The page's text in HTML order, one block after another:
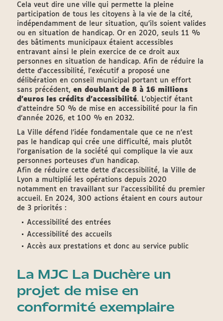
Cela veut dire une ville qui permette la pleine
participation de tous les citoyens à la vie de la cité,
indépendamment de leur situation, qu’ils soient valides
ou en situation de handicap. Or en 2020, seuls 11 %
des bâtiments municipaux étaient accessibles
entravant ainsi le plein exercice de ce droit aux
personnes en situation de handicap. Afin de réduire la
dette d’accessibilité, l'exécutif a proposé une
délibération en conseil municipal portant un effort
sans précédent, en doublant de 8 à 16 millions
d’euros les crédits d’accessibilité. L’objectif étant
d’atteindre 50 % de mise en accessibilité pour la fin
d’année 2026, et 100 % en 2032.
La Ville défend l’idée fondamentale que ce ne n'est
pas le handicap qui crée une difficulté, mais plutôt
l’organisation de la société qui complique la vie aux
personnes porteuses d’un handicap.
Afin de réduire cette dette d’accessibilité, la Ville de
Lyon a multiplié les opérations depuis 2020
notamment en travaillant sur l’accessibilité du premier
accueil. En 2024, 300 actions étaient en cours autour
de 3 priorités :
Accessibilité des entrées
Accessibilité des accueils
Accès aux prestations et donc au service public
La MJC La Duchère un
projet de mise en
conformité exemplaire